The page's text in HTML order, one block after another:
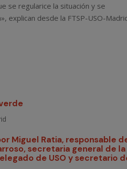
se regularice la situación y se
explican desde la FTSP-USO-
Miguel Ratia, responsable
secretaria general de la
de USO y secretario